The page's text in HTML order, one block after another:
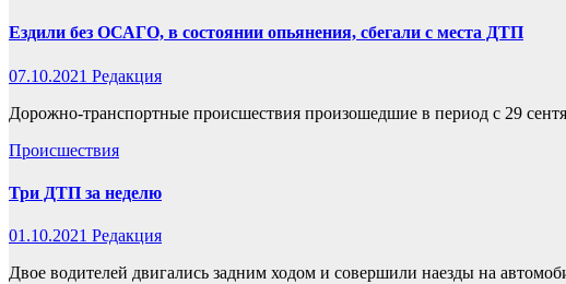
Ездили без ОСАГО, в состоянии опьянения, сбегали с места ДТП
07.10.2021 Редакция
Дорожно-транспортные происшествия произошедшие в период с 29
Происшествия
Три ДТП за неделю
01.10.2021 Редакция
Двое водителей двигались задним ходом и совершили наезды на